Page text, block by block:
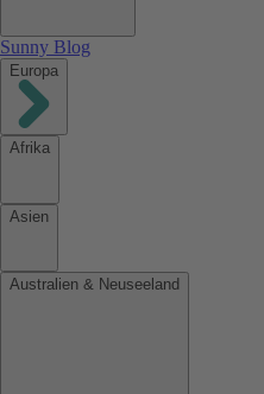
Sunny Blog
Europa
Afrika
Asien
Australien & Neuseeland